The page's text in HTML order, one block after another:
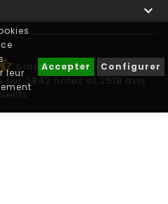
leur
Accepter Configurer

blasonimmat® -
sur 2842notes et2519avis